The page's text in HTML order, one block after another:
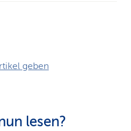
geben
lesen?